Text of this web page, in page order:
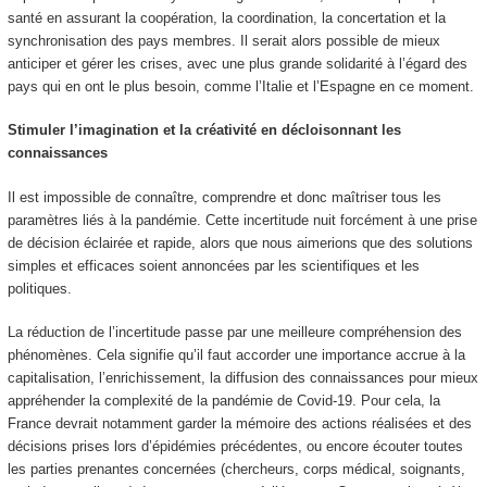
santé en assurant la coopération, la coordination, la concertation et la
synchronisation des pays membres. Il serait alors possible de mieux
anticiper et gérer les crises, avec une plus grande solidarité à l’égard des
pays qui en ont le plus besoin, comme l’Italie et l’Espagne en ce moment.
Stimuler l’imagination et la créativité en décloisonnant les
connaissances
Il est impossible de connaître, comprendre et donc maîtriser tous les
paramètres liés à la pandémie. Cette incertitude nuit forcément à une prise
de décision éclairée et rapide, alors que nous aimerions que des solutions
simples et efficaces soient annoncées par les scientifiques et les
politiques.
La réduction de l’incertitude passe par une meilleure compréhension des
phénomènes. Cela signifie qu’il faut accorder une importance accrue à la
capitalisation, l’enrichissement, la diffusion des connaissances pour mieux
appréhender la complexité de la pandémie de Covid-19. Pour cela, la
France devrait notamment garder la mémoire des actions réalisées et des
décisions prises lors d’épidémies précédentes, ou encore écouter toutes
les parties prenantes concernées (chercheurs, corps médical, soignants,